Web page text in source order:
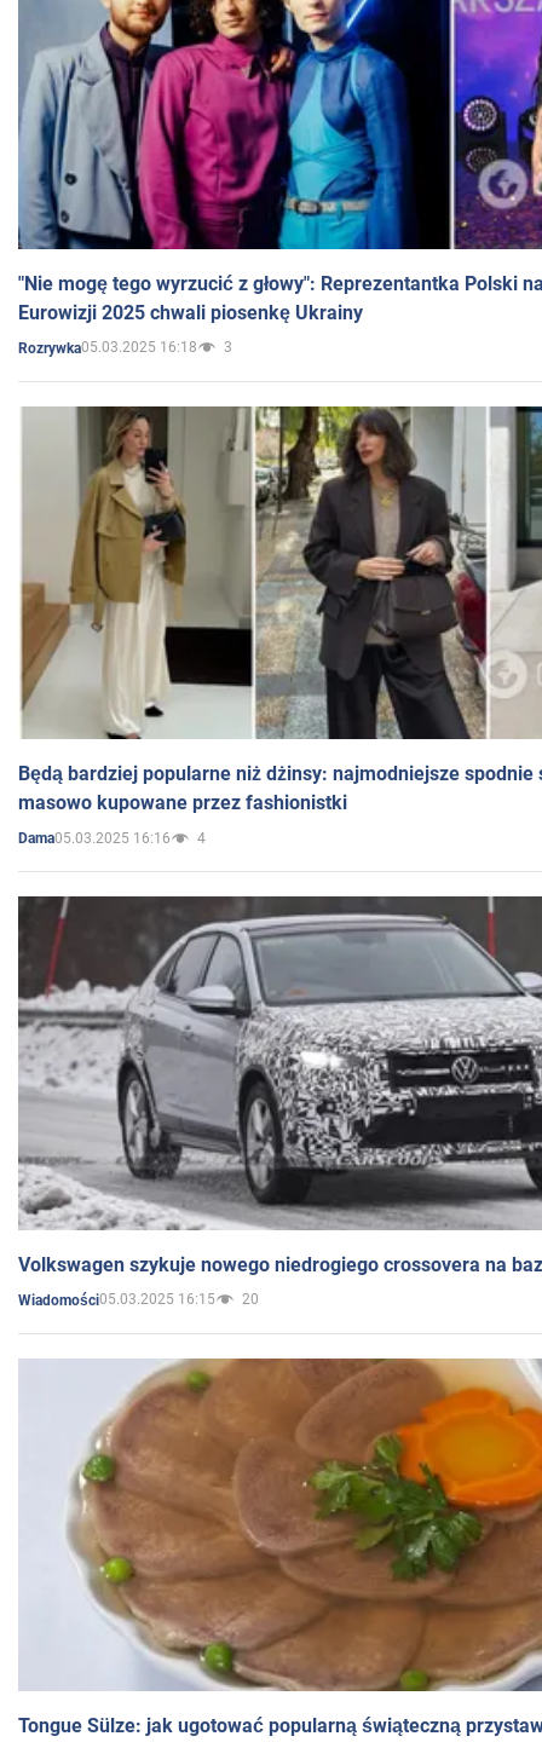
"Nie mogę tego wyrzucić z głowy": Reprezentantka Polski
Eurowizji 2025 chwali piosenkę Ukrainy
Rozrywka05.03.2025 16:18 3
Będą bardziej popularne niż dżinsy: najmodniejsze spodnie
masowo kupowane przez fashionistki
Dama05.03.2025 16:16 4
Volkswagen szykuje nowego niedrogiego crossovera na
Wiadomości05.03.2025 16:15 20
Tongue Sülze: jak ugotować popularną świąteczną